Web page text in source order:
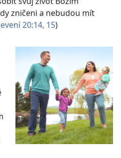
zničeni a nebudou mít
20:14, 15)